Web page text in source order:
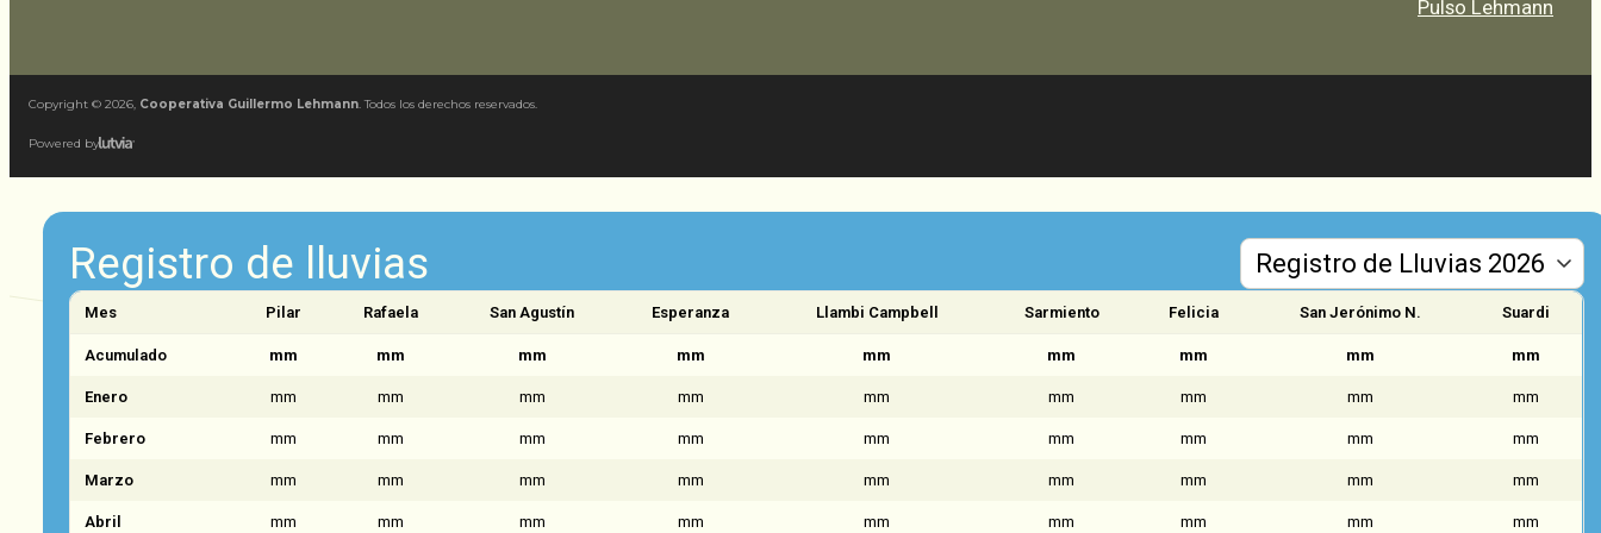
Pulso Lehmann
Copyright © 2026, Cooperativa Guillermo Lehmann. Todos los derechos reservados.
Powered by
Registro de lluvias
Mes Pilar Rafaela San Agustín Esperanza Llambi Campbell Sarmiento Felicia San Jerónimo N. Suardi
Acumulado mm mm mm mm mm mm mm mm mm
Enero mm mm mm mm mm mm mm mm mm
Febrero mm mm mm mm mm mm mm mm mm
Marzo mm mm mm mm mm mm mm mm mm
Abril mm mm mm mm mm mm mm mm mm